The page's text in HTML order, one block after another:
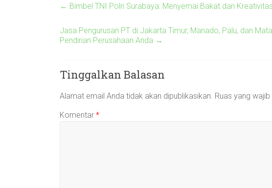
← Bimbel TNI Polri Surabaya: Menyemai Bakat dan Kreativitas
Jasa Pengurusan PT di Jakarta Timur, Manado, Palu, dan
Pendirian Perusahaan Anda →
Tinggalkan Balasan
Alamat email Anda tidak akan dipublikasikan. Ruas yang
Komentar *